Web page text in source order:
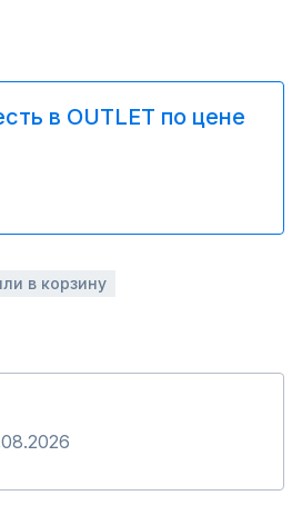
в OUTLET по цене
в корзину